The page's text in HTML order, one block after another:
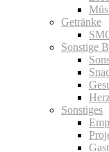
Getränke
Sonstige
Sonstiges